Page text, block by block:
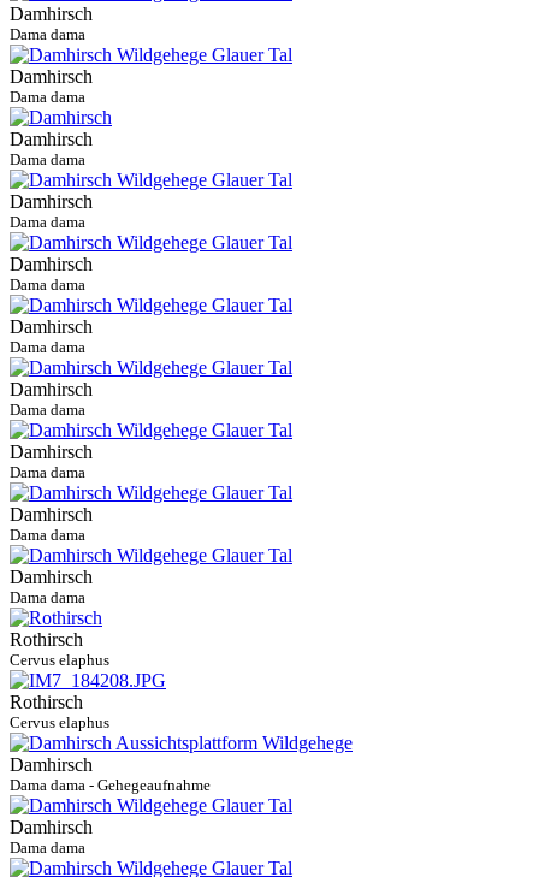
Damhirsch
Dama dama
Damhirsch
Dama dama
Damhirsch
Dama dama
Damhirsch
Dama dama
Damhirsch
Dama dama
Damhirsch
Dama dama
Damhirsch
Dama dama
Damhirsch
Dama dama
Damhirsch
Dama dama
Damhirsch
Dama dama
Rothirsch
Cervus elaphus
Rothirsch
Cervus elaphus
Damhirsch
Dama dama - Gehegeaufnahme
Damhirsch
Dama dama